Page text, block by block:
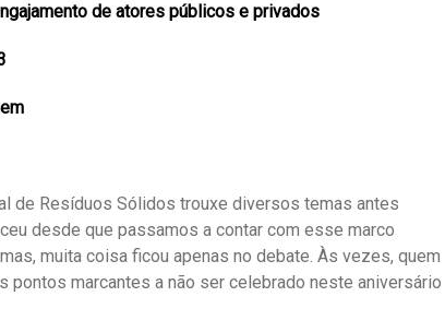
de atores públicos e privados
de Resíduos Sólidos trouxe diversos temas antes
desde que passamos a contar com esse marco
muita coisa ficou apenas no debate. Às vezes, quem
pontos marcantes a não ser celebrado neste aniversário